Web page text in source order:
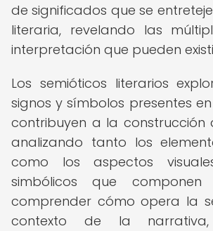
de significados que se
literaria, revelando las
interpretación que pueden
Los semióticos literarios
signos y símbolos presentes
contribuyen a la construcción
analizando tanto los
como los aspectos
simbólicos que
comprender cómo opera la
contexto de la